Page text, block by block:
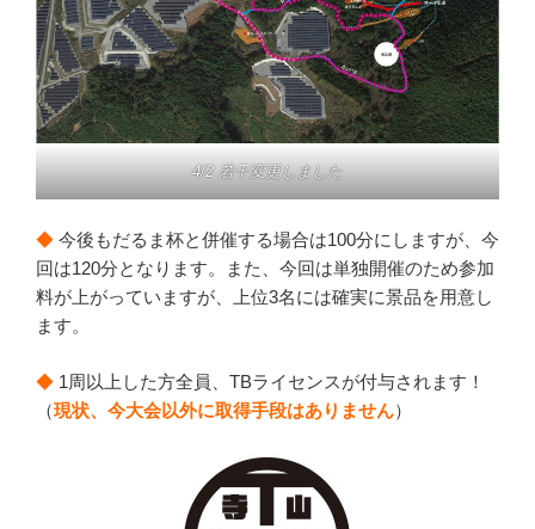
4/2 若干変更しました
◆ 今後もだるま杯と併催する場合は100分にしますが、今
回は120分となります。また、今回は単独開催のため参加
料が上がっていますが、上位3名には確実に景品を用意し
ます。
◆ 1周以上した方全員、TBライセンスが付与されます！
（現状、 今大会以外に取得手段はありません）